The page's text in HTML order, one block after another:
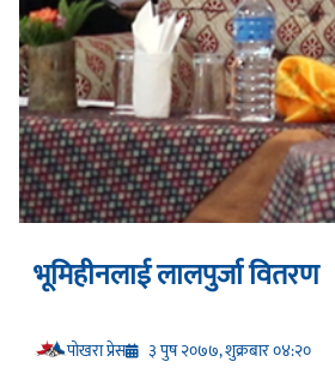
भूमिहीनलाई लालपुर्जा वितरण
प‍ोखरा प्रेस ३ पुष २०७७, शुक्रबार ०४:२०